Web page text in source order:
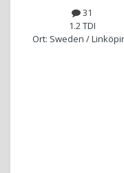
31
1.2 TDI
Ort: Sweden /